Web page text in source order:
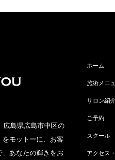
広島県広島市中区の
モットーに、お客
あなたの輝きをお
ホーム
施術メニ
サロン紹
ご予約
スクール
アクセス